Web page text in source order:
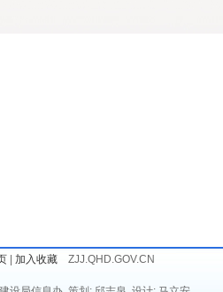
加入收藏 ZJJ.QHD.GOV.CN